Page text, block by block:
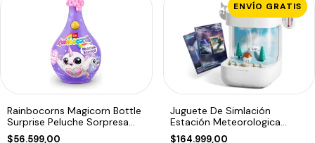
Rainbocorns Magicorn Bottle
Surprise Peluche Sorpresa
Zuru
$56.599,00
ENVÍO GRATIS
Juguete De Simlación
Estación Meteorologica
Educativo Blanco
$164.999,00